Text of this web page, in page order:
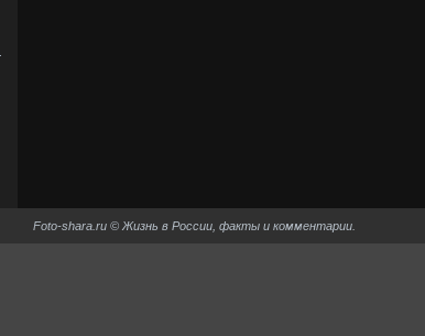
Foto-shara.ru © Жизнь в России, факты и комментарии.